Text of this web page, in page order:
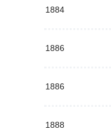
1884
1886
1886
1888